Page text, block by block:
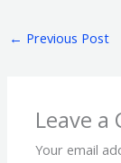
← Previous Post
Leave a
Your email